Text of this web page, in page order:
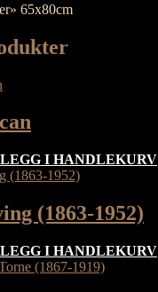
65x80cm
LEGG I HANDLEKURV
(1863-1952)
LEGG I HANDLEKURV